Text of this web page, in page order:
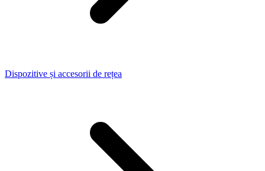
Dispozitive și accesorii de rețea